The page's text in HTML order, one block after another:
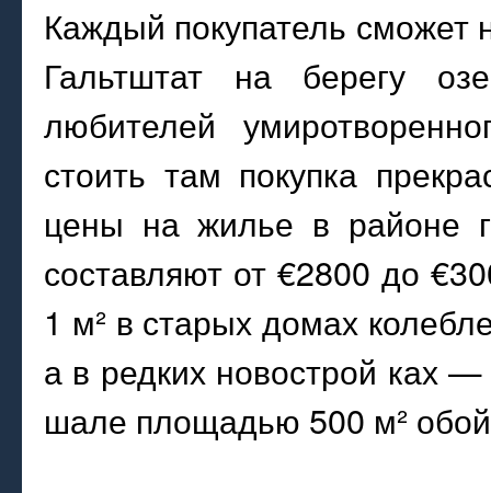
Каждый покупатель сможет
Гальтштат на берегу
любителей
стоить там покупка
цены на жилье в районе
составляют от €2800 до
1 м² в старых домах
а в редких новострой ках
шале площадью 500 м²